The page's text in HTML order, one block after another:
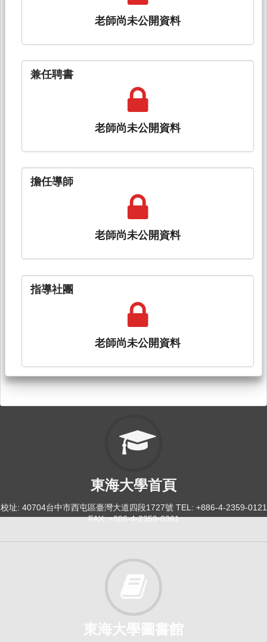
老師尚未公開資料
兼任聘書
老師尚未公開資料
擔任導師
老師尚未公開資料
指導社團
老師尚未公開資料
東海大學首頁
校址: 40704台中市西屯區臺灣大道四段1727號 TEL: +886-4-2359-0121
FAX: +886-4-2359-0361
東海大學圖書館